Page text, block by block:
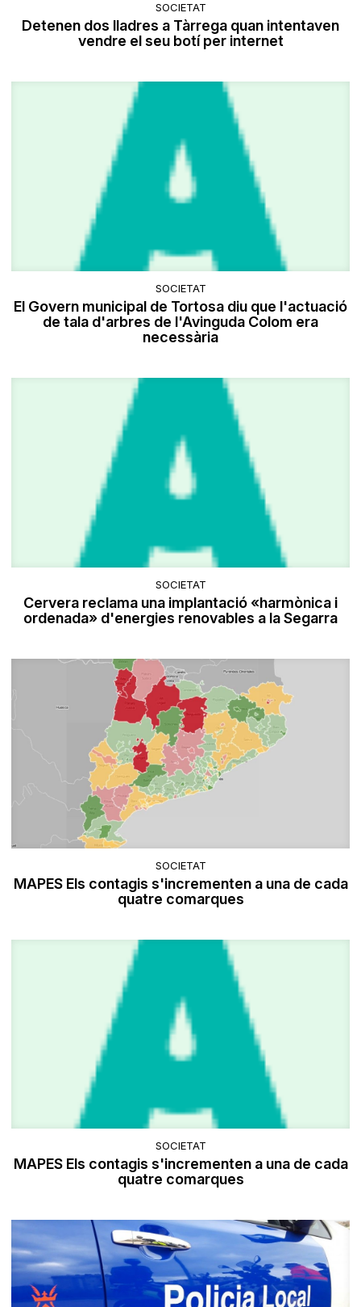
SOCIETAT
Detenen dos lladres a Tàrrega quan intentaven
vendre el seu botí per internet
SOCIETAT
El Govern municipal de Tortosa diu que l'actuació
de tala d'arbres de l'Avinguda Colom era
necessària
SOCIETAT
Cervera reclama una implantació «harmònica i
ordenada» d'energies renovables a la Segarra
SOCIETAT
MAPES Els contagis s'incrementen a una de cada
quatre comarques
SOCIETAT
MAPES Els contagis s'incrementen a una de cada
quatre comarques